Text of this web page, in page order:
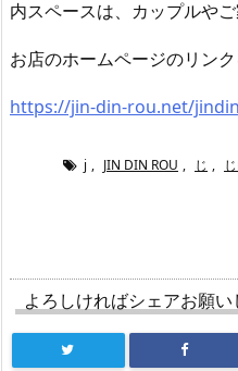
内スペースは、カップルや
お店のホームページのリンク
https://jin-din-rou.net/
j , JIN DIN ROU , じ ,
よろしければシェアお願い